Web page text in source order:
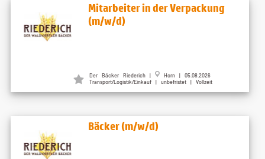
Mitarbeiter in der Verpackung
(m/w/d)
Der Bäcker Riederich |
Horn | 05.08.2026
Transport/Logistik/Einkauf | unbefristet | Vollzeit
Bäcker (m/w/d)